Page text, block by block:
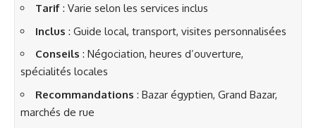
Tarif: Varie selon les services inclus
Inclus : Guide local, transport, visites personnalisées
Conseils : Négociation, heures d’ouverture,
spécialités locales
Recommandations : Bazar égyptien, Grand Bazar,
marchés de rue